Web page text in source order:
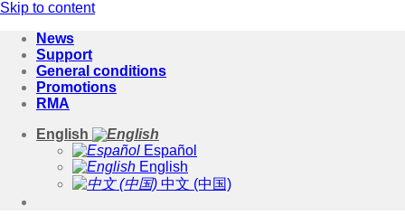
Skip to content
News
Support
General conditions
Promotions
RMA
English
Español
English
中文 (中国)